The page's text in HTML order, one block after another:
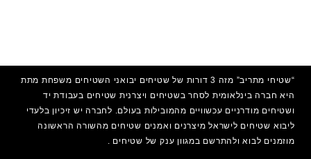
“שטיחי מתריב” מזה 3 דורות של שטיחים יבואני השטיחים משפחת מתת
היא חברה בינלאומית לסחר בשטיחים ויצרנית שטיחים בעבודת יד
ושטיחים מודרניים עכשוויים מהמובילות בעולם. לחברה יש זיכיון בלעדי
ליבוא שטיחים לישראל מיצרנים ואמנים שטיחים מהשורה הראשונה
מוזמנים לבוא ולהתרשם במגוון ענק של שטיחים .